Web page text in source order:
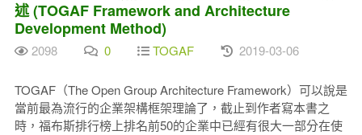
述 (TOGAF Framework and Architecture
Development Method)
2098 0 TOGAF 2019-03-06
TOGAF（The Open Group Architecture Framework）可以說是
當前最為流行的企業架構框架理論了，截止到作者寫本書之
時，福布斯排行榜上排名前50的企業中已經有很大一部分在使